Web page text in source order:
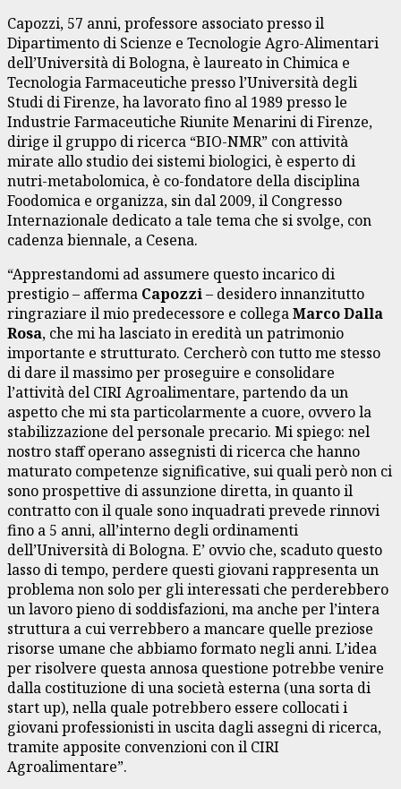
Capozzi, 57 anni, professore associato presso il
Dipartimento di Scienze e Tecnologie Agro-Alimentari
dell’Università di Bologna, è laureato in Chimica e
Tecnologia Farmaceutiche presso l’Università degli
Studi di Firenze, ha lavorato fino al 1989 presso le
Industrie Farmaceutiche Riunite Menarini di Firenze,
dirige il gruppo di ricerca “BIO-NMR” con attività
mirate allo studio dei sistemi biologici, è esperto di
nutri-metabolomica, è co-fondatore della disciplina
Foodomica e organizza, sin dal 2009, il Congresso
Internazionale dedicato a tale tema che si svolge, con
cadenza biennale, a Cesena.
“Apprestandomi ad assumere questo incarico di
prestigio – afferma Capozzi– desidero innanzitutto
ringraziare il mio predecessore e collegaMarco Dalla
Rosa, che mi ha lasciato in eredità un patrimonio
importante e strutturato. Cercherò con tutto me stesso
di dare il massimo per proseguire e consolidare
l’attività del CIRI Agroalimentare, partendo da un
aspetto che mi sta particolarmente a cuore, ovvero la
stabilizzazione del personale precario. Mi spiego: nel
nostro staff operano assegnisti di ricerca che hanno
maturato competenze significative, sui quali però non ci
sono prospettive di assunzione diretta, in quanto il
contratto con il quale sono inquadrati prevede rinnovi
fino a 5 anni, all’interno degli ordinamenti
dell’Università di Bologna. E’ ovvio che, scaduto questo
lasso di tempo, perdere questi giovani rappresenta un
problema non solo per gli interessati che perderebbero
un lavoro pieno di soddisfazioni, ma anche per l’intera
struttura a cui verrebbero a mancare quelle preziose
risorse umane che abbiamo formato negli anni. L’idea
per risolvere questa annosa questione potrebbe venire
dalla costituzione di una società esterna (una sorta di
start up), nella quale potrebbero essere collocati i
giovani professionisti in uscita dagli assegni di ricerca,
tramite apposite convenzioni con il CIRI
Agroalimentare”.